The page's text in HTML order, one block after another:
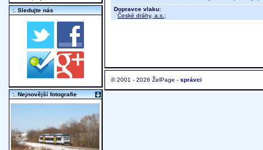
Dopravce vlaku:
České dráhy, a.s. ;
© 2001 - 2026 ŽelPage - správci
:. Sledujte nás
:. Nejnovější fotografie